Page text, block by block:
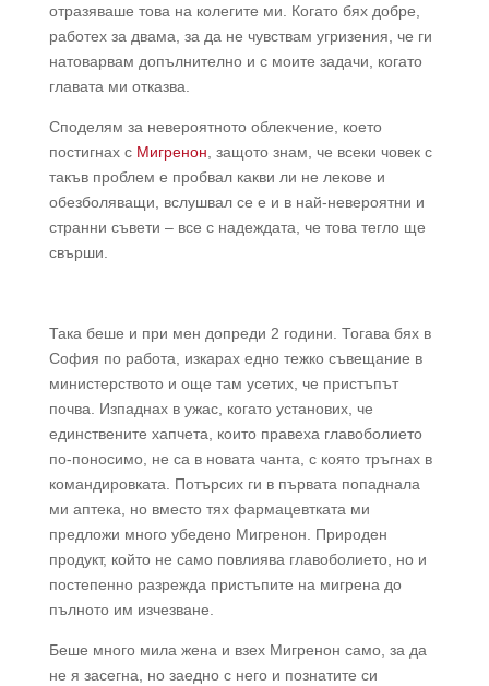
отразяваше това на колегите ми. Когато бях добре,
работех за двама, за да не чувствам угризения, че ги
натоварвам допълнително и с моите задачи, когато
главата ми отказва.
Споделям за невероятното облекчение, което
постигнах с Мигренон, защото знам, че всеки човек с
такъв проблем е пробвал какви ли не лекове и
обезболяващи, вслушвал се е и в най-невероятни и
странни съвети – все с надеждата, че това тегло ще
свърши.
Така беше и при мен допреди 2 години. Тогава бях в
София по работа, изкарах едно тежко съвещание в
министерството и още там усетих, че пристъпът
почва. Изпаднах в ужас, когато установих, че
единствените хапчета, които правеха главоболието
по-поносимо, не са в новата чанта, с която тръгнах в
командировката. Потърсих ги в първата попаднала
ми аптека, но вместо тях фармацевтката ми
предложи много убедено Мигренон. Природен
продукт, който не само повлиява главоболието, но и
постепенно разрежда пристъпите на мигрена до
пълното им изчезване.
Беше много мила жена и взех Мигренон само, за да
не я засегна, но заедно с него и познатите си